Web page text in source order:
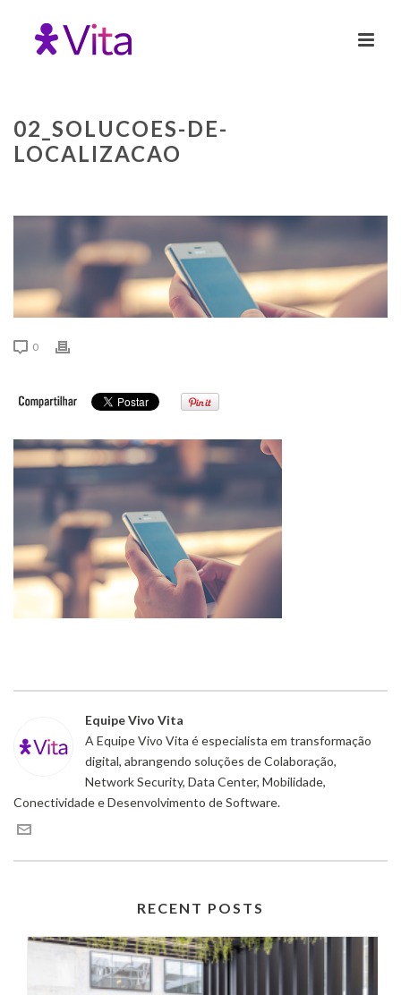
02_SOLUCOES-DE-
LOCALIZACAO
0
Equipe Vivo Vita
A Equipe Vivo Vita é especialista em transformação
digital, abrangendo soluções de Colaboração,
Network Security, Data Center, Mobilidade,
Conectividade e Desenvolvimento de Software.
RECENT POSTS